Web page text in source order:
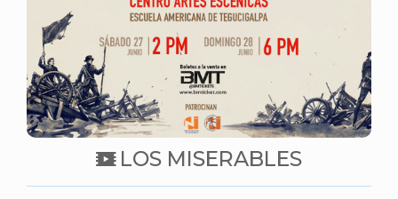
LOS MISERABLES